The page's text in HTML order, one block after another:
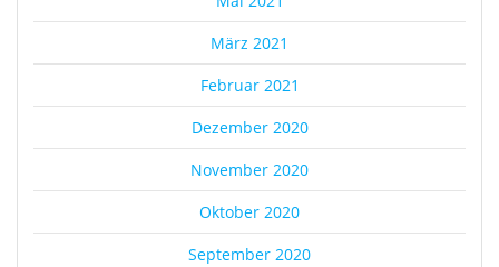
März 2021
Februar 2021
Dezember 2020
November 2020
Oktober 2020
September 2020